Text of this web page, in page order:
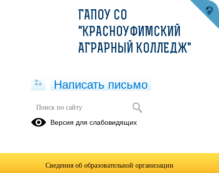
СЕНТЯБРЬ
18 - 23
25 - 30
ГАПОУ СО
"КРАСНОУФИМСКИЙ
АГРАРНЫЙ КОЛЛЕДЖ"
Написать письмо
Версия для слабовидящих
Сведения об образовательной организации